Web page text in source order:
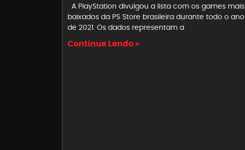
A PlayStation divulgou a lista com os games mais
baixados da PS Store brasileira durante todo o ano
de 2021. Os dados representam a
Continue Lendo »